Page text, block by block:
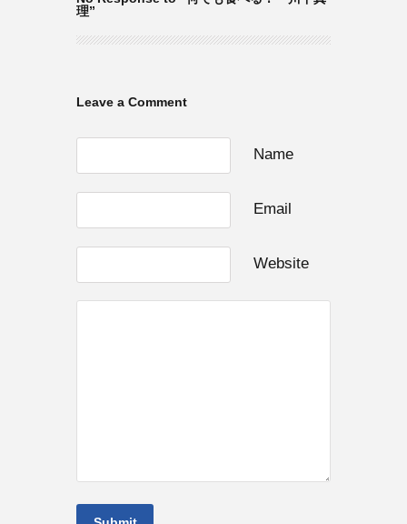
理”
Leave a Comment
Name
Email
Website